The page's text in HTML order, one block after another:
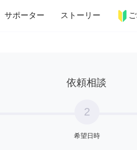
サポーター ストーリー
リア 趣味・習い事 ペット
依頼相談
2
希望日時